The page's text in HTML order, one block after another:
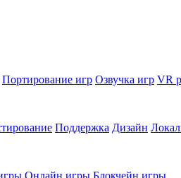
Портирование игр Озвучка игр VR
Поддержка Дизайн
Онлайн игры Блокчейн игры